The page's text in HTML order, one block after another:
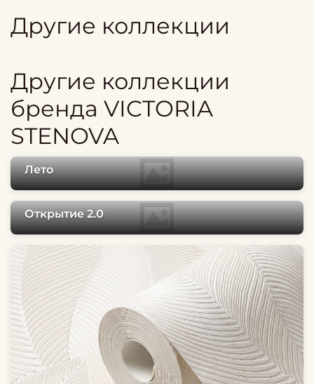
Другие коллекции
Другие коллекции
бренда VICTORIA
STENOVA
Лето
Открытие 2.0